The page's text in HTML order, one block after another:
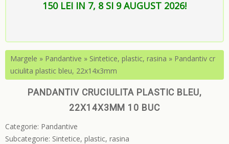
150 LEI IN 7, 8 SI 9 AUGUST 2026!
Margele » Pandantive » Sintetice, plastic, rasina » Pandantiv cr
uciulita plastic bleu, 22x14x3mm
PANDANTIV CRUCIULITA PLASTIC BLEU,
22X14X3MM 10 BUC
Categorie: Pandantive
Subcategorie: Sintetice, plastic, rasina